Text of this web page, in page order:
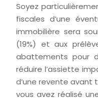
Soyez
fiscales d’une
immobilière sera
(19%) et aux
abattements pour
réduire l’assiette
d’une revente avant
vous avez réalisé